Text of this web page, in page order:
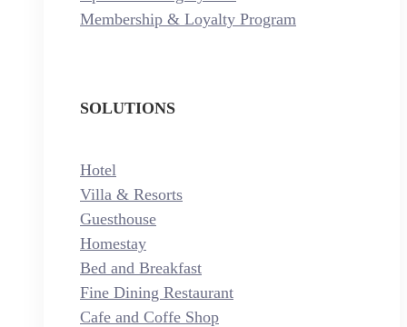
Membership & Loyalty Program
SOLUTIONS
Hotel
Villa & Resorts
Guesthouse
Homestay
Bed and Breakfast
Fine Dining Restaurant
Cafe and Coffe Shop